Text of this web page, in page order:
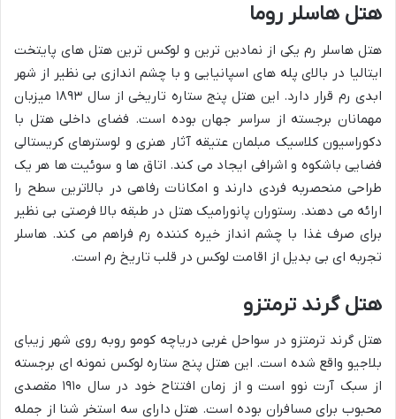
هتل هاسلر روما
هتل هاسلر رم یکی از نمادین ترین و لوکس ترین هتل های پایتخت
ایتالیا در بالای پله های اسپانیایی و با چشم اندازی بی نظیر از شهر
ابدی رم قرار دارد. این هتل پنج ستاره تاریخی از سال ۱۸۹۳ میزبان
مهمانان برجسته از سراسر جهان بوده است. فضای داخلی هتل با
دکوراسیون کلاسیک مبلمان عتیقه آثار هنری و لوسترهای کریستالی
فضایی باشکوه و اشرافی ایجاد می کند. اتاق ها و سوئیت ها هر یک
طراحی منحصربه فردی دارند و امکانات رفاهی در بالاترین سطح را
ارائه می دهند. رستوران پانورامیک هتل در طبقه بالا فرصتی بی نظیر
برای صرف غذا با چشم انداز خیره کننده رم فراهم می کند. هاسلر
تجربه ای بی بدیل از اقامت لوکس در قلب تاریخ رم است.
هتل گرند ترمتزو
هتل گرند ترمتزو در سواحل غربی دریاچه کومو روبه روی شهر زیبای
بلاجیو واقع شده است. این هتل پنج ستاره لوکس نمونه ای برجسته
از سبک آرت نوو است و از زمان افتتاح خود در سال ۱۹۱۰ مقصدی
محبوب برای مسافران بوده است. هتل دارای سه استخر شنا از جمله